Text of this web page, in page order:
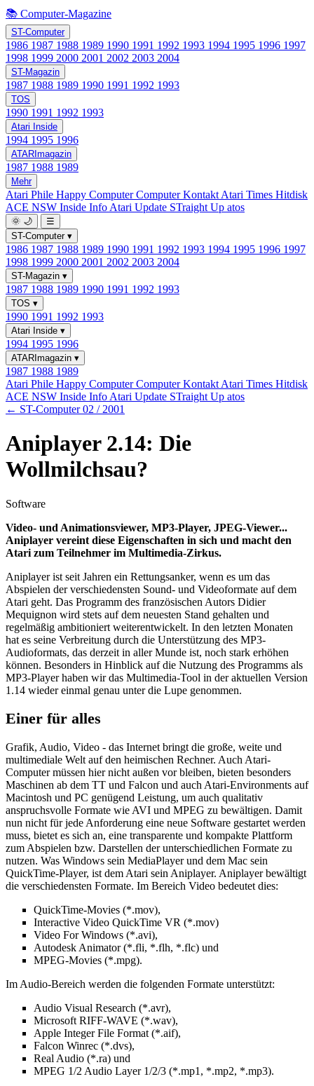
📚 Computer-Magazine
ST-Computer
1986 1987 1988 1989 1990 1991 1992 1993 1994 1995 1996 1997
1998 1999 2000 2001 2002 2003 2004
ST-Magazin
1987 1988 1989 1990 1991 1992 1993
TOS
1990 1991 1992 1993
Atari Inside
1994 1995 1996
ATARImagazin
1987 1988 1989
Mehr
Atari Phile Happy ComputerComputer Kontakt Atari Times Hitdisk
ACE NSW Inside Info Atari Update STraight Up atos
🌞 🌙
☰
ST-Computer ▾
1986 1987 1988 1989 1990 1991 1992 1993 1994 1995 1996 1997
1998 1999 2000 2001 2002 2003 2004
ST-Magazin ▾
1987 1988 1989 1990 1991 1992 1993
TOS ▾
1990 1991 1992 1993
Atari Inside ▾
1994 1995 1996
ATARImagazin ▾
1987 1988 1989
Atari Phile Happy ComputerComputer Kontakt Atari Times Hitdisk
ACE NSW Inside Info Atari Update STraight Up atos
← ST-Computer 02 / 2001
Aniplayer 2.14: Die
Wollmilchsau?
Software
Video- und Animationsviewer, MP3-Player, JPEG-Viewer...
Aniplayer vereint diese Eigenschaften in sich und macht den
Atari zum Teilnehmer im Multimedia-Zirkus.
Aniplayer ist seit Jahren ein Rettungsanker, wenn es um das
Abspielen der verschiedensten Sound- und Videoformate auf dem
Atari geht. Das Programm des französischen Autors Didier
Mequignon wird stets auf dem neuesten Stand gehalten und
regelmäßig ambitioniert weiterentwickelt. In den letzten Monaten
hat es seine Verbreitung durch die Unterstützung des MP3-
Audioformats, das derzeit in aller Munde ist, noch stark erhöhen
können. Besonders in Hinblick auf die Nutzung des Programms als
MP3-Player haben wir das Multimedia-Tool in der aktuellen Version
1.14 wieder einmal genau unter die Lupe genommen.
Einer für alles
Grafik, Audio, Video - das Internet bringt die große, weite und
multimediale Welt auf den heimischen Rechner. Auch Atari-
Computer müssen hier nicht außen vor bleiben, bieten besonders
Maschinen ab dem TT und Falcon und auch Atari-Environments auf
Macintosh und PC genügend Leistung, um auch qualitativ
anspruchsvolle Formate wie AVI und MPEG zu bewältigen. Damit
nun nicht für jede Anforderung eine neue Software gestartet werden
muss, bietet es sich an, eine transparente und kompakte Plattform
zum Abspielen bzw. Darstellen der unterschiedlichen Formate zu
nutzen. Was Windows sein MediaPlayer und dem Mac sein
QuickTime-Player, ist dem Atari sein Aniplayer. Aniplayer bewältigt
die verschiedensten Formate. Im Bereich Video bedeutet dies:
QuickTime-Movies (*.mov),
Interactive Video QuickTime VR (*.mov)
Video For Windows (*.avi),
Autodesk Animator (*.fli, *.flh, *.flc) und
MPEG-Movies (*.mpg).
Im Audio-Bereich werden die folgenden Formate unterstützt:
Audio Visual Research (*.avr),
Microsoft RIFF-WAVE (*.wav),
Apple Integer File Format (*.aif),
Falcon Winrec (*.dvs),
Real Audio (*.ra) und
MPEG 1/2 Audio Layer 1/2/3 (*.mp1, *.mp2, *.mp3).